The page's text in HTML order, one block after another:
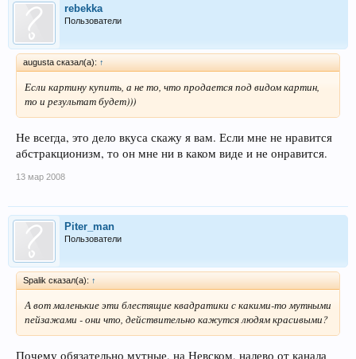
rebekka
Пользователи
augusta сказал(а): ↑
Если картину купить, а не то, что продается под видом картин,
то и результат будет)))
Не всегда, это дело вкуса скажу я вам. Если мне не нравится
абстракционизм, то он мне ни в каком виде и не онравится.
13 мар 2008
Piter_man
Пользователи
Spalik сказал(а): ↑
А вот маленькие эти блестящие квадратики с какими-то мутными
пейзажами - они что, действительно кажутся людям красивыми?
Почему обязательно мутные, на Невском, налево от канала